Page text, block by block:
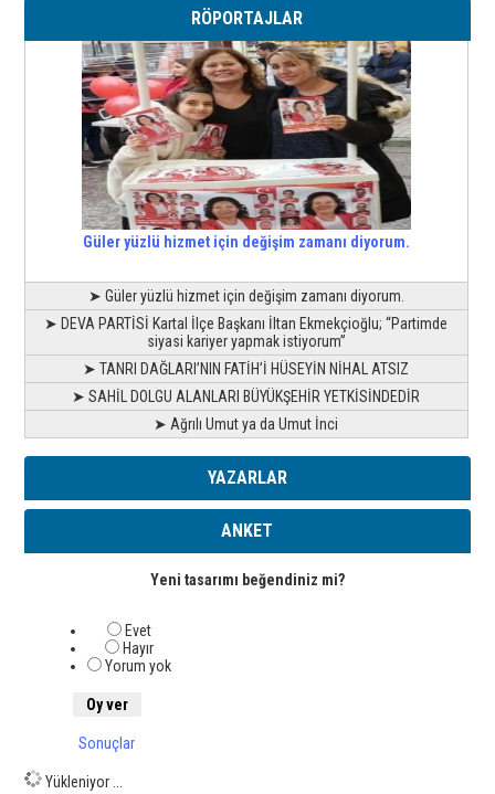
RÖPORTAJLAR
Güler yüzlü hizmet için değişim zamanı diyorum.
➤ Güler yüzlü hizmet için değişim zamanı diyorum.
➤ DEVA PARTİSİ Kartal İlçe Başkanı İltan Ekmekçioğlu; “Partimde
siyasi kariyer yapmak istiyorum”
➤ TANRI DAĞLARI’NIN FATİH’İ HÜSEYİN NİHAL ATSIZ
➤ SAHİL DOLGU ALANLARI BÜYÜKŞEHİR YETKİSİNDEDİR
➤ Ağrılı Umut ya da Umut İnci
YAZARLAR
ANKET
Yeni tasarımı beğendiniz mi?
Evet
Hayır
Yorum yok
Sonuçlar
Yükleniyor ...